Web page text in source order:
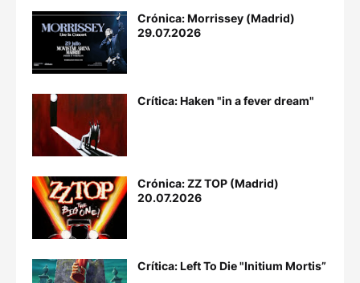
Crónica: Morrissey (Madrid)
29.07.2026
Crítica: Haken "in a fever dream"
Crónica: ZZ TOP (Madrid)
20.07.2026
Crítica: Left To Die "Initium Mortis”